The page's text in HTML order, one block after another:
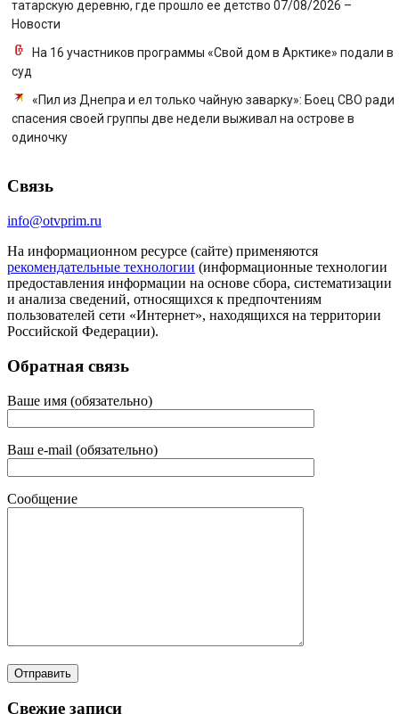
татарскую деревню, где прошло ее детство 07/08/2026 –
Новости
На 16 участников программы «Свой дом в Арктике» подали в
суд
«Пил из Днепра и ел только чайную заварку»: Боец СВО ради
спасения своей группы две недели выживал на острове в
одиночку
Связь
info@otvprim.ru
На информационном ресурсе (сайте) применяются
рекомендательные технологии (информационные технологии
предоставления информации на основе сбора, систематизации
и анализа сведений, относящихся к предпочтениям
пользователей сети «Интернет», находящихся на территории
Российской Федерации).
Обратная связь
Ваше имя (обязательно)
Ваш e-mail (обязательно)
Сообщение
Свежие записи